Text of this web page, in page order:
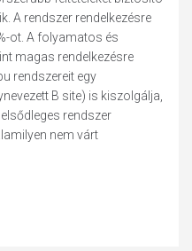
A rendszer rendelkezésre
ot. A folyamatos és
magas rendelkezésre
rendszereit egy
B site) is kiszolgálja,
rendszer
nem várt